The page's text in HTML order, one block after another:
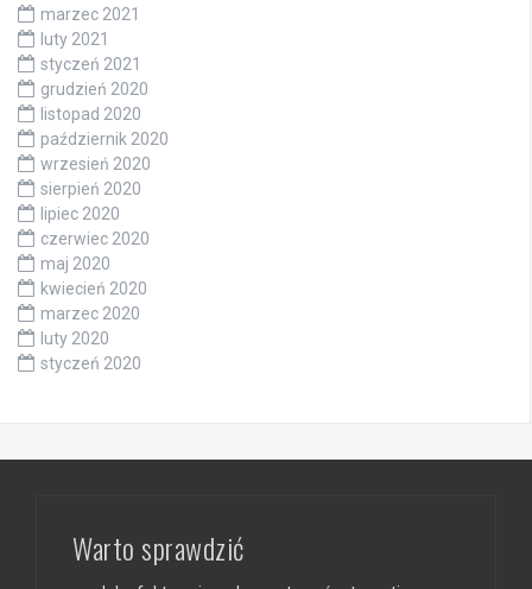
marzec 2021
luty 2021
styczeń 2021
grudzień 2020
listopad 2020
październik 2020
wrzesień 2020
sierpień 2020
lipiec 2020
czerwiec 2020
maj 2020
kwiecień 2020
marzec 2020
luty 2020
styczeń 2020
Warto sprawdzić